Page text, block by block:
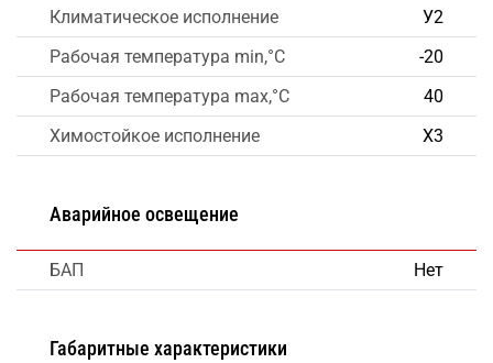
Климатическое исполнение
У2
Рабочая температура min,°C
-20
Рабочая температура max,°C
40
Химостойкое исполнение
Х3
Аварийное освещение
БАП Нет
Габаритные характеристики